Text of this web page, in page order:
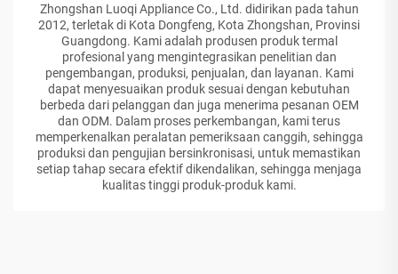
Zhongshan Luoqi Appliance Co., Ltd. didirikan pada tahun
2012, terletak di Kota Dongfeng, Kota Zhongshan, Provinsi
Guangdong. Kami adalah produsen produk termal
profesional yang mengintegrasikan penelitian dan
pengembangan, produksi, penjualan, dan layanan. Kami
dapat menyesuaikan produk sesuai dengan kebutuhan
berbeda dari pelanggan dan juga menerima pesanan OEM
dan ODM. Dalam proses perkembangan, kami terus
memperkenalkan peralatan pemeriksaan canggih, sehingga
produksi dan pengujian bersinkronisasi, untuk memastikan
setiap tahap secara efektif dikendalikan, sehingga menjaga
kualitas tinggi produk-produk kami.